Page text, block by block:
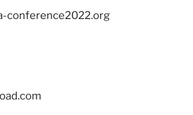
conference2022.org